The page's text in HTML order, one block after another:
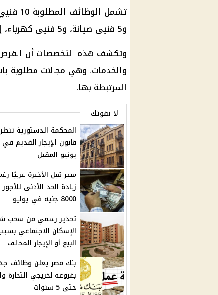
و5 فنيي صيانة، و5 فنيي كهرباء، إلى جانب 10 عمال خدمات.
وتكشف هذه التخصصات أن الفرص
والخدمات، وهي مجالات مطلوبة
المرتبطة بها.
لا يفوتك
المحكمة الدستورية
يونيو المقبل
مصر قبل الأخيرة عربيًا
زيادة الحد الأدنى
8000 جنيه في يوليو
تحذير رسمي من سحب
الإسكان الاجتماعي
البيع أو الإيجار المخالف
بنك مصر يعلن وظائف
بفروعه لخريجي التجارة
حتى 5 سنوات